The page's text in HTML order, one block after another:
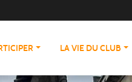
LA VIE DU CLUB